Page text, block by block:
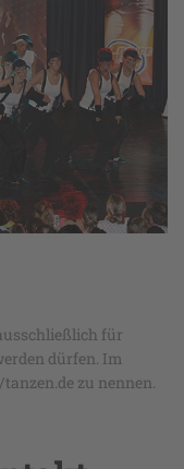
für
dürfen. Im
zu nennen.